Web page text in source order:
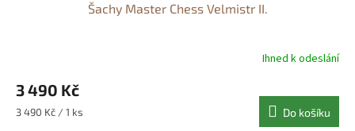
Šachy Master Chess Velmistr II.
Ihned k odeslání
3 490 Kč
Měrná
3 490 Kč / 1 ks Do košíku